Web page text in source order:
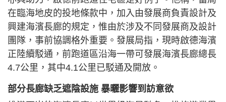
在臨海地皮的投地條款中，加入由發展商負責設計及
興建海濱長廊的規定，惟由於涉及不同發展商及設計
團隊，事前協調格外重要。發展局指，現時啟德海濱
正陸續駁通，前跑道區沿海一帶可發展海濱長廊總長
4.7公里，其中4.1公里已駁通及開放。
部分長廊缺乏遮陰設施 暴曬影響到訪意欲